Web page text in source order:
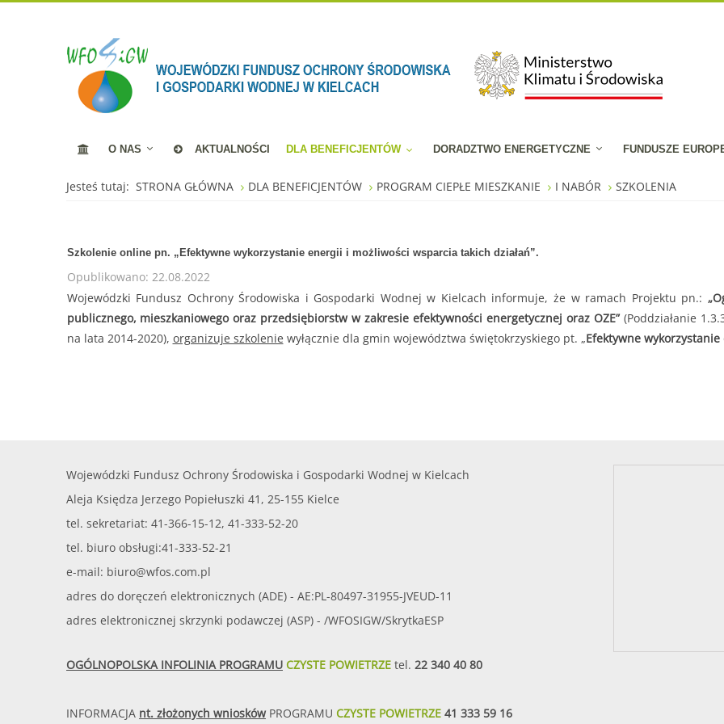
O NAS AKTUALNOŚCI DLA BENEFICJENTÓW DORADZTWO ENERGETYCZNE FUNDUSZE
Jesteś tutaj: STRONA GŁÓWNA DLA BENEFICJENTÓW PROGRAM CIEPŁE MIESZKANIE I NABÓR SZKOLENIA
Szkolenie online pn. „Efektywne wykorzystanie energii i możliwości wsparcia takich działań”.
Opublikowano: 22.08.2022
Wojewódzki Fundusz Ochrony Środowiska i Gospodarki Wodnej w Kielcach informuje, że w ramach Projektu pn.:
publicznego, mieszkaniowego oraz przedsiębiorstw w zakresie efektywności energetycznej oraz OZE”(Poddziałanie
na lata 2014-2020), organizuje szkolenie wyłącznie dla gmin województwa świętokrzyskiego pt. „Efektywne
Wojewódzki Fundusz Ochrony Środowiska i Gospodarki Wodnej w Kielcach
Aleja Księdza Jerzego Popiełuszki 41, 25-155 Kielce
tel. sekretariat: 41-366-15-12, 41-333-52-20
tel. biuro obsługi:41-333-52-21
e-mail: biuro@wfos.com.pl
adres do doręczeń elektronicznych (ADE) - AE:PL-80497-31955-JVEUD-11
adres elektronicznej skrzynki podawczej (ASP) - /WFOSIGW/SkrytkaESP
OGÓLNOPOLSKA INFOLINIA PROGRAMU CZYSTE POWIETRZE tel. 22 340 40 80
INFORMACJA nt. złożonych wniosków PROGRAMU CZYSTE POWIETRZE 41 333 59 16